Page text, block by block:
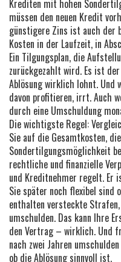
Krediten mit hohen
müssen den neuen Kredit
günstigere Zins ist auch der
Kosten in der Laufzeit, in
Ein Tilgungsplan, die
zurückgezahlt wird. Es ist
Ablösung wirklich lohnt. Und
davon profitieren, irrt. Auch
durch eine Umschuldung
Die wichtigste Regel:
Sie auf die Gesamtkosten,
Sondertilgungsmöglichkeit
rechtliche und finanzielle
und Kreditnehmer regelt. Er
Sie später noch flexibel sind
enthalten versteckte
umschulden. Das kann Ihre
den Vertrag – wirklich. Und
nach zwei Jahren
ob die Ablösung sinnvoll ist.